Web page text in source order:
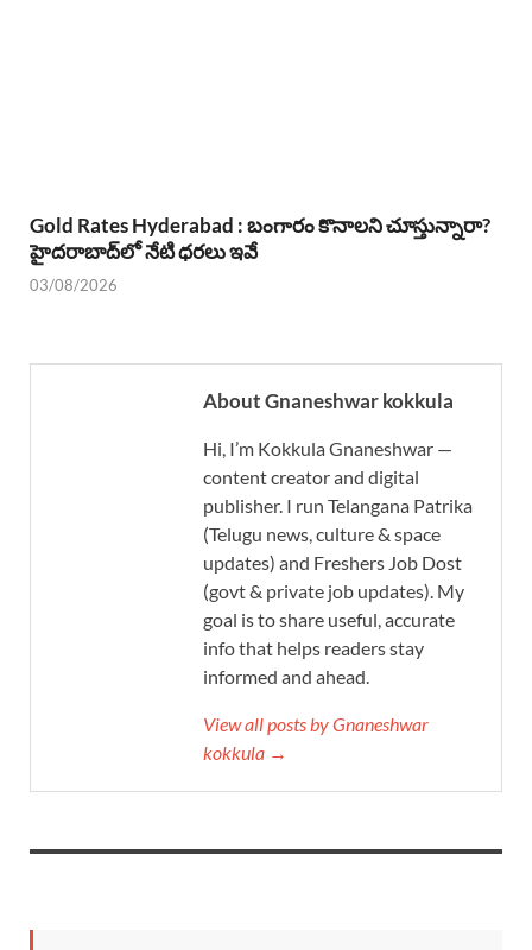
Gold Rates Hyderabad : బంగారం కొనాలని చూస్తున్నారా?
హైదరాబాద్‌లో నేటి ధరలు ఇవే
03/08/2026
About Gnaneshwar kokkula
Hi, I’m Kokkula Gnaneshwar —
content creator and digital
publisher. I run Telangana Patrika
(Telugu news, culture & space
updates) and Freshers Job Dost
(govt & private job updates). My
goal is to share useful, accurate
info that helps readers stay
informed and ahead.
View all posts by Gnaneshwar
kokkula →